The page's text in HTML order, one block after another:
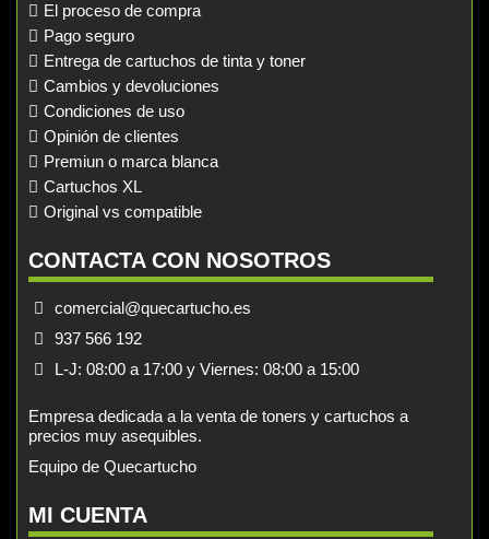
El proceso de compra
Pago seguro
Entrega de cartuchos de tinta y toner
Cambios y devoluciones
Condiciones de uso
Opinión de clientes
Premiun o marca blanca
Cartuchos XL
Original vs compatible
CONTACTA CON NOSOTROS
comercial@quecartucho.es
937 566 192
L-J: 08:00 a 17:00 y Viernes: 08:00 a 15:00
Empresa dedicada a la venta de toners y cartuchos a
precios muy asequibles.
Equipo de Quecartucho
MI CUENTA